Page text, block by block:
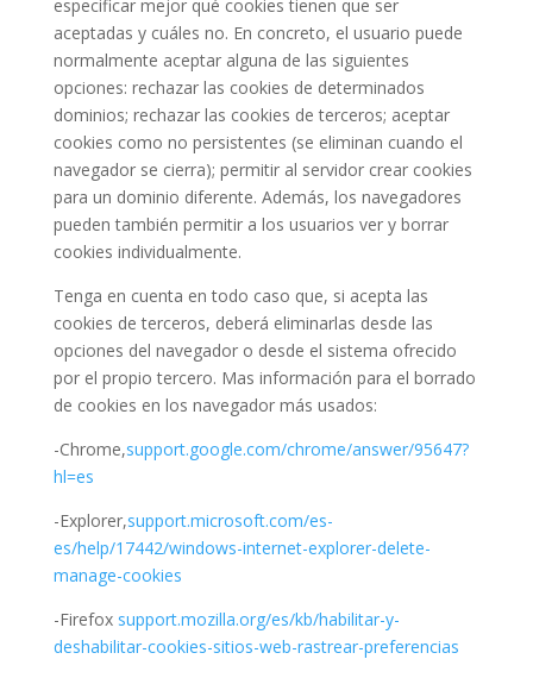
especificar mejor qué cookies tienen que ser
aceptadas y cuáles no. En concreto, el usuario puede
normalmente aceptar alguna de las siguientes
opciones: rechazar las cookies de determinados
dominios; rechazar las cookies de terceros; aceptar
cookies como no persistentes (se eliminan cuando el
navegador se cierra); permitir al servidor crear cookies
para un dominio diferente. Además, los navegadores
pueden también permitir a los usuarios ver y borrar
cookies individualmente.
Tenga en cuenta en todo caso que, si acepta las
cookies de terceros, deberá eliminarlas desde las
opciones del navegador o desde el sistema ofrecido
por el propio tercero. Mas información para el borrado
de cookies en los navegador más usados:
-Chrome,support.google.com/chrome/answer/95647?
hl=es
-Explorer,support.microsoft.com/es-
es/help/17442/windows-internet-explorer-delete-
manage-cookies
-Firefox support.mozilla.org/es/kb/habilitar-y-
deshabilitar-cookies-sitios-web-rastrear-preferencias